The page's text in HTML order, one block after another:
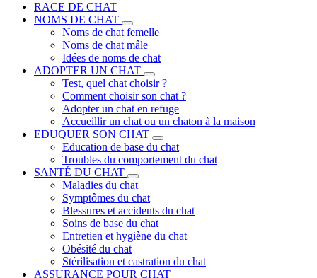
RACE DE CHAT
NOMS DE CHAT
Noms de chat femelle
Noms de chat mâle
Idées de noms de chat
ADOPTER UN CHAT
Test, quel chat choisir ?
Comment choisir son chat ?
Adopter un chat en refuge
Accueillir un chat ou un chaton à la maison
EDUQUER SON CHAT
Education de base du chat
Troubles du comportement du chat
SANTÉ DU CHAT
Maladies du chat
Symptômes du chat
Blessures et accidents du chat
Soins de base du chat
Entretien et hygiène du chat
Obésité du chat
Stérilisation et castration du chat
ASSURANCE POUR CHAT